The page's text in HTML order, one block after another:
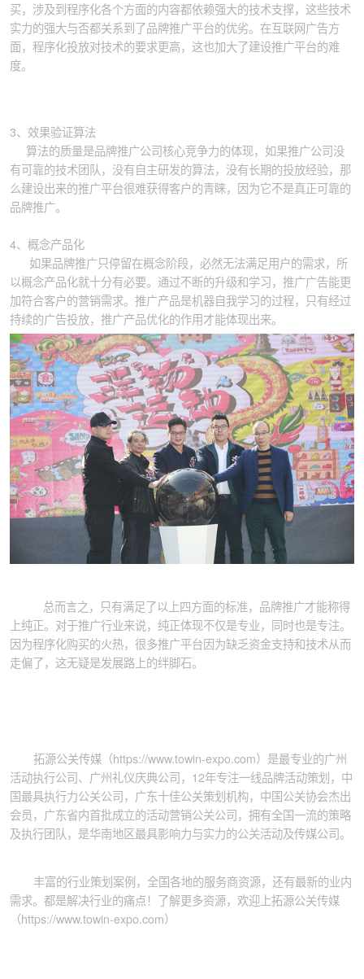
买，涉及到程序化各个方面的内容都依赖强大的技术支撑，这些技术
实力的强大与否都关系到了品牌推广平台的优劣。在互联网广告方
面，程序化投放对技术的要求更高，这也加大了建设推广平台的难
度。
3、效果验证算法
算法的质量是品牌推广公司核心竞争力的体现，如果推广公司没
有可靠的技术团队，没有自主研发的算法，没有长期的投放经验，那
么建设出来的推广平台很难获得客户的青睐，因为它不是真正可靠的
品牌推广。
4、概念产品化
如果品牌推广只停留在概念阶段，必然无法满足用户的需求，所
以概念产品化就十分有必要。通过不断的升级和学习，推广广告能更
加符合客户的营销需求。推广产品是机器自我学习的过程，只有经过
持续的广告投放，推广产品优化的作用才能体现出来。
总而言之，只有满足了以上四方面的标准，品牌推广才能称得
上纯正。对于推广行业来说，纯正体现不仅是专业，同时也是专注。
因为程序化购买的火热，很多推广平台因为缺乏资金支持和技术从而
走偏了，这无疑是发展路上的绊脚石。
拓源公关传媒（https://www.towin-expo.com）是最专业的广州
活动执行公司、广州礼仪庆典公司，12年专注一线品牌活动策划，中
国最具执行力公关公司，广东十佳公关策划机构，中国公关协会杰出
会员，广东省内首批成立的活动营销公关公司，拥有全国一流的策略
及执行团队，是华南地区最具影响力与实力的公关活动及传媒公司。
丰富的行业策划案例，全国各地的服务商资源，还有最新的业内
需求。都是解决行业的痛点！了解更多资源，欢迎上拓源公关传媒
（https://www.towin-expo.com）